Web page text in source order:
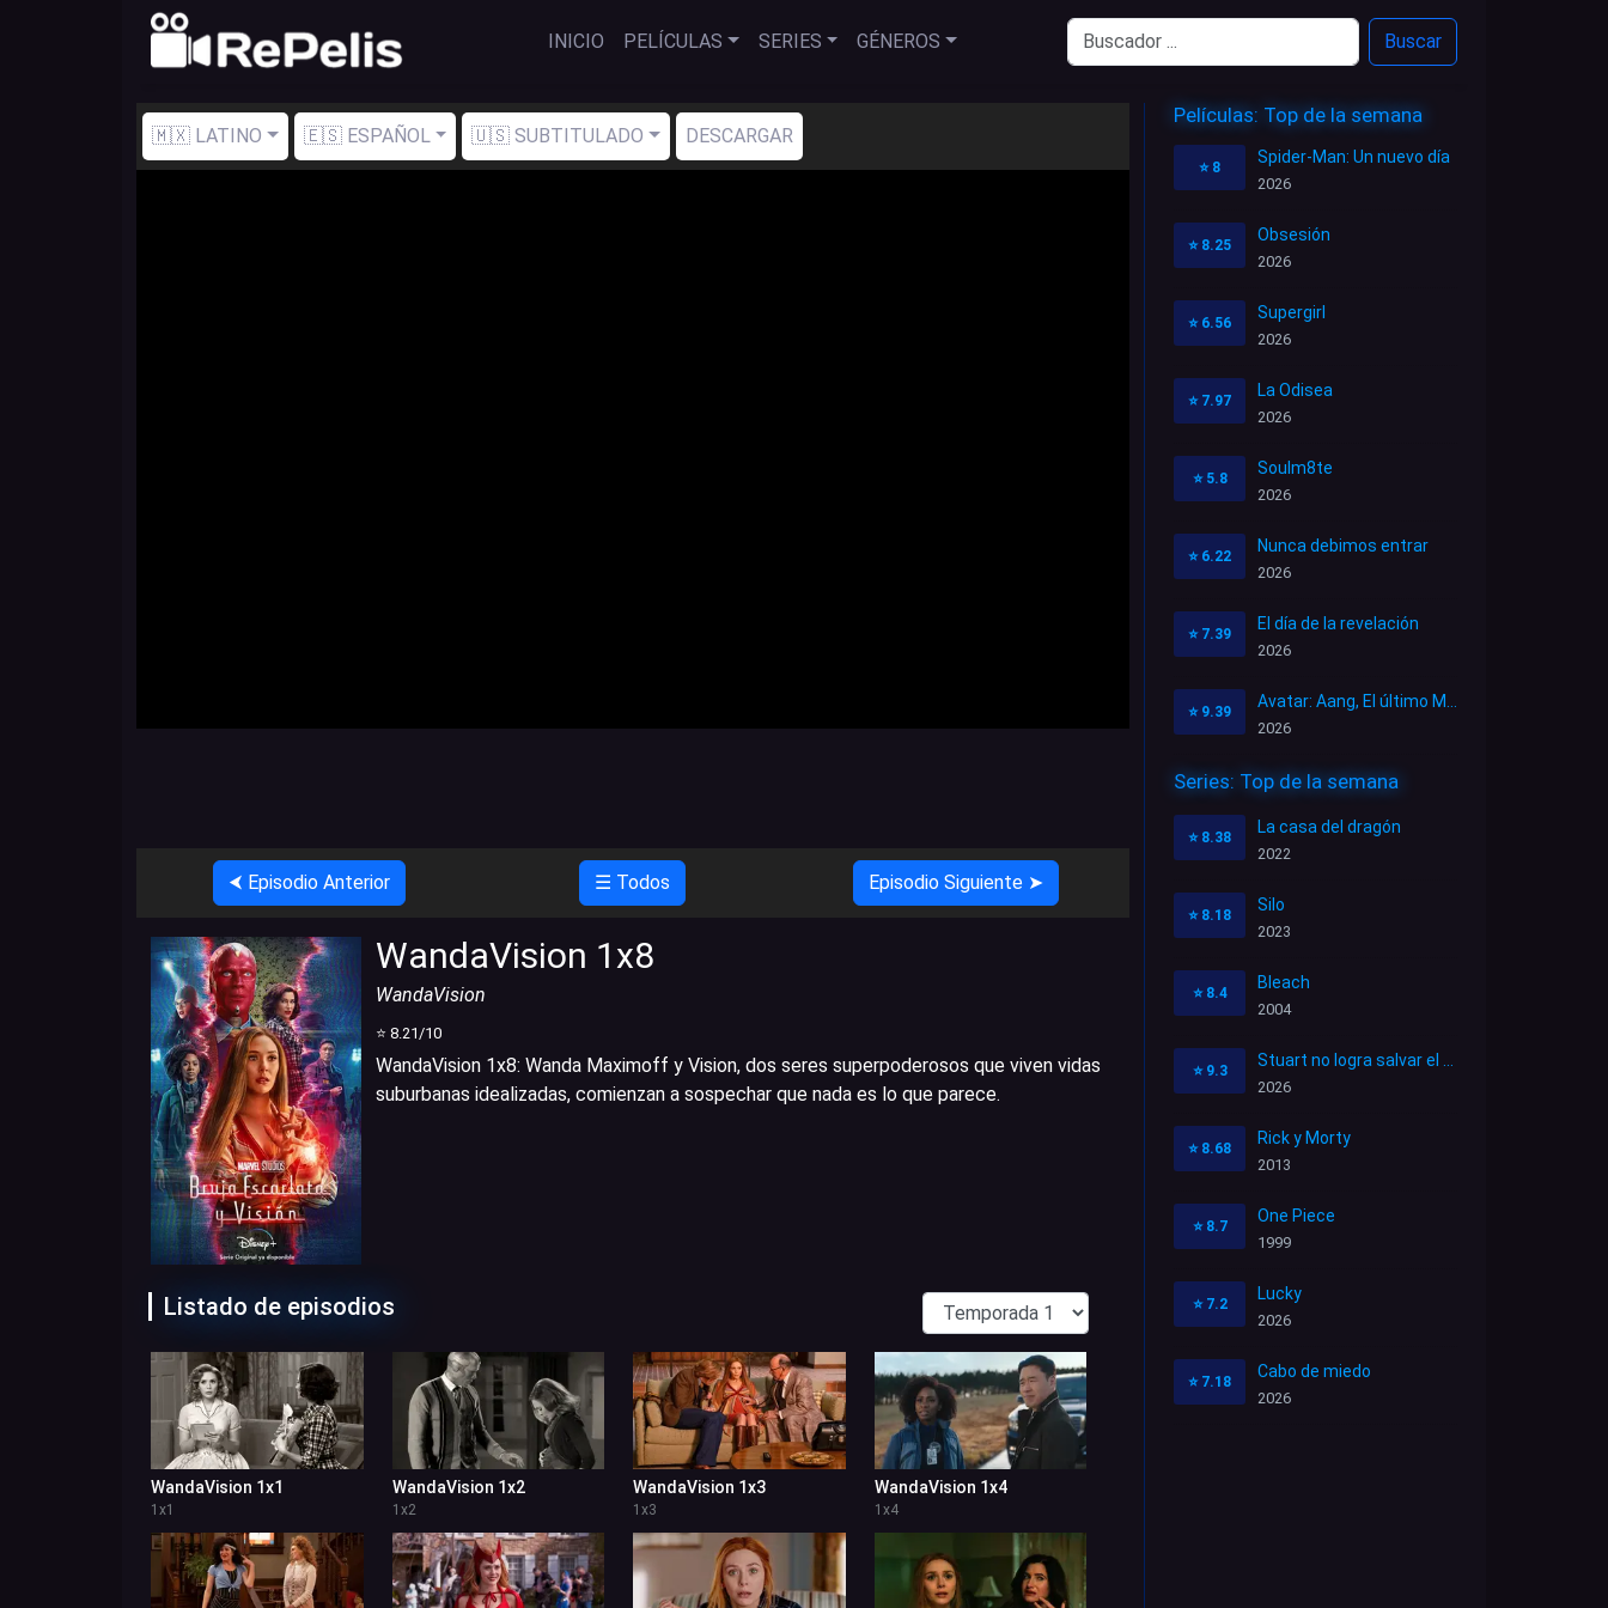
INICIO PELÍCULAS SERIES GÉNEROS Buscar
🇲🇽 LATINO 🇪🇸 ESPAÑOL 🇺🇸 SUBTITULADO DESCARGAR
⮜ Episodio Anterior ☰ Todos Episodio Siguiente ➤
WandaVision 1x8
WandaVision
⭐ 8.21 /10
WandaVision 1x8: Wanda Maximoff y Vision, dos seres superpoderosos que viven vidas
suburbanas idealizadas, comienzan a sospechar que nada es lo que parece.
Listado de episodios
WandaVision 1x1
1 x1
WandaVision 1x2
1 x2
WandaVision 1x3
1 x3
WandaVision 1x4
1 x4
Películas: Top de la semana
⭐ 8
Spider-Man: Un nuevo día
2026
⭐ 8.25
Obsesión
2026
⭐ 6.56
Supergirl
2026
⭐ 7.97
La Odisea
2026
⭐ 5.8
Soulm8te
2026
⭐ 6.22
Nunca debimos entrar
2026
⭐ 7.39
El día de la revelación
2026
⭐ 9.39
2026
Series: Top de la semana
⭐ 8.38
La casa del dragón
2022
⭐ 8.18
Silo
2023
⭐ 8.4
Bleach
2004
⭐ 9.3
2026
⭐ 8.68
Rick y Morty
2013
⭐ 8.7
One Piece
1999
⭐ 7.2
Lucky
2026
⭐ 7.18
Cabo de miedo
2026